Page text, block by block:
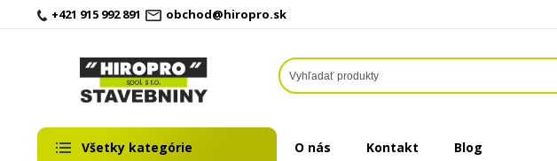
+421 915 992 891 obchod@hiropro.sk
Všetky kategórie O nás Kontakt Blog